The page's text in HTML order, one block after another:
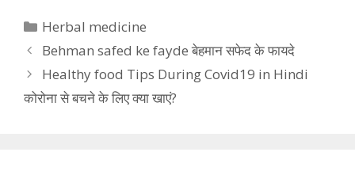
Categories
Herbal medicine
Behman safed ke fayde बेहमान सफेद के फायदे
Healthy food Tips During Covid19 in Hindi
कोरोना से बचने के लिए क्या खाएं?